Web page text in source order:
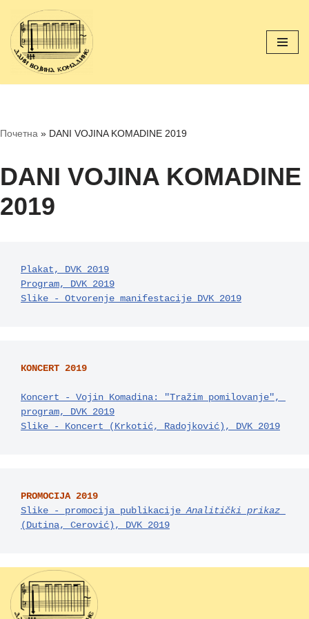
Скочи
на
садржај
Почетна » DANI VOJINA KOMADINE 2019
DANI VOJINA KOMADINE
2019
Plakat, DVK 2019
Program, DVK 2019
Slike - Otvorenje manifestacije DVK 2019
КONCERT 2019
Коncert - Vojin Komadina: "Tražim pomilovanje",
program, DVK 2019
Slike - Koncert (Krkotić, Radojković), DVK 2019
PROMOCIJA 2019
Slike - promocija publikacije
(Dutina, Cerović), DVK 2019